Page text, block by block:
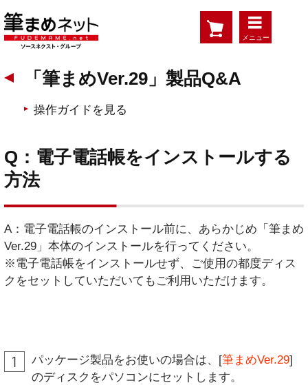
メニュー
「筆まめVer.29」製品Q&A
操作ガイドを見る
Q：電子電話帳をインストールする
方法
A：電子電話帳のインストール前に、あらかじめ「筆まめ
Ver.29」本体のインストールを行ってください。
※電子電話帳をインストールせず、ご使用の都度ディス
クをセットしていただいてもご利用いただけます。
パッケージ製品をお使いの場合は、[筆まめVer.29]
のディスクをパソコンにセットします。